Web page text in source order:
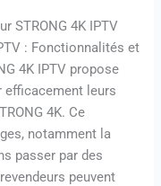
STRONG 4K IPTV
: Fonctionnalités et
4K IPTV propose
efficacement leurs
4K. Ce
notamment la
passer par des
peuvent